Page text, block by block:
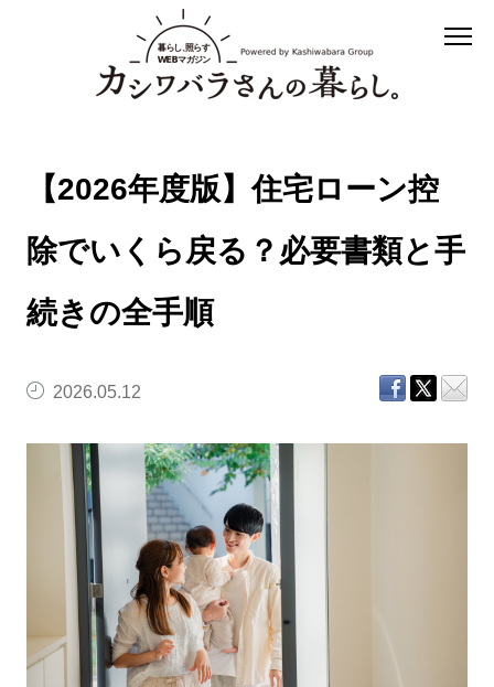
【2026年度版】住宅ローン控
除でいくら戻る？必要書類と手
続きの全手順
2026.05.12